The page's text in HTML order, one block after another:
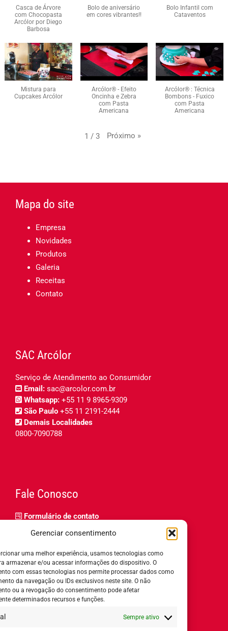
Gerenciar consentimento
uma melhor experiência, usamos tecnologias como
armazenar e/ou acessar informações do dispositivo. O
com essas tecnologias nos permite processar dados como
da navegação ou IDs exclusivos neste site. O não
ou a revogação do consentimento pode afetar
determinados recursos e funções.
Sempre ativo
Casca de Árvore
com Chocopasta
Arcólor por Diego
Barbosa
Bolo de aniversário
em cores vibrantes!!
Bolo Infantil com
Cataventos
Mistura para
Cupcakes Arcólor
Arcólor® - Efeito
Oncinha e Zebra
com Pasta
Americana
Arcólor® : Técnica
Bombons - Fuxico
com Pasta
Americana
1 / 3 Próximo »
Mapa do site
Empresa
Novidades
Produtos
Galeria
Receitas
Contato
SAC Arcólor
Serviço de Atendimento ao Consumidor
Email: sac@arcolor.com.br
Whatsapp: +55 11 9 8965-9309
São Paulo +55 11 2191-2444
Demais Localidades
0800-7090788
Fale Conosco
Formulário de contato
Relatório de igualdade salarial
Horário de Atendimento:
8h ás 18h